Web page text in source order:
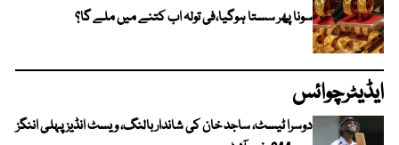
سونا پھر سستا ہوگیا،فی تولہ اب کتنے میں ملے گا؟
ایڈیٹرچوائس
دوسرا ٹیسٹ، ساجد خان کی شاندار بالنگ، ویسٹ انڈیز پہلی اننگز